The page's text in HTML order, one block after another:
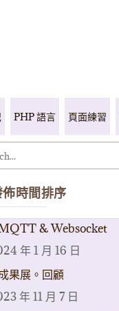
PHP 語言 頁面練習
時間排序
& Websocket
年 1 月 16 日
果展。回顧
年 11 月 7 日